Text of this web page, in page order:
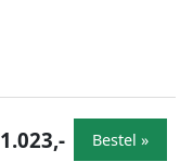
1.023,- Bestel »